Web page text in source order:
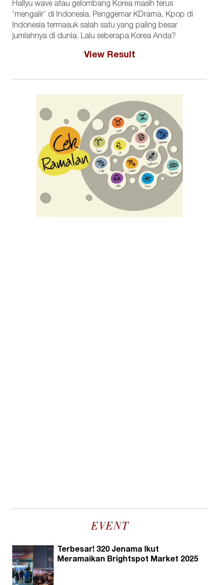
Hallyu wave atau gelombang Korea masih terus
'mengalir' di Indonesia. Penggemar KDrama, Kpop di
Indonesia termasuk salah satu yang paling besar
jumlahnya di dunia. Lalu seberapa Korea Anda?
View Result
EVENT
Terbesar! 320 Jenama Ikut
Meramaikan Brightspot Market 2025